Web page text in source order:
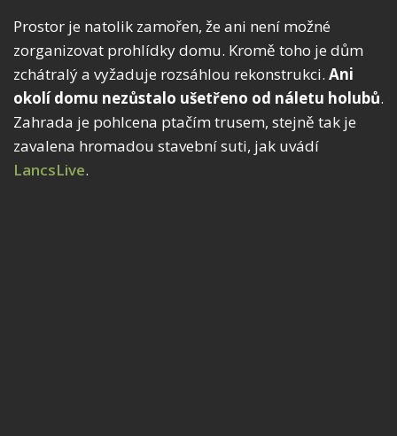
Prostor je natolik zamořen, že ani není možné
zorganizovat prohlídky domu. Kromě toho je dům
zchátralý a vyžaduje rozsáhlou rekonstrukci. Ani
okolí domu nezůstalo ušetřeno od náletu holubů.
Zahrada je pohlcena ptačím trusem, stejně tak je
zavalena hromadou stavební suti, jak uvádí
LancsLive.